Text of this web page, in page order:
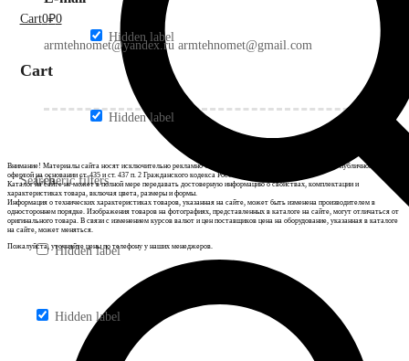
Cart0₽0
Cart
Search
Generic filters
Hidden label
Hidden label
Hidden label
Hidden label
armtehnomet@yandex.ru armtehnomet@gmail.com
Внимание! Материалы сайта носят исключительно рекламно-информационный характер и не являются публичной или иной
офертой на основании ст. 435 и ст. 437 п. 2 Гражданского кодекса Российской Федерации.
Каталог на сайте не может в полной мере передавать достоверную информацию о свойствах, комплектации и
характеристиках товара, включая цвета, размеры и формы.
Информация о технических характеристиках товаров, указанная на сайте, может быть изменена производителем в
одностороннем порядке. Изображения товаров на фотографиях, представленных в каталоге на сайте, могут отличаться от
оригинального товара. В связи с изменением курсов валют и цен поставщиков цена на оборудование, указанная в каталоге
на сайте, может меняться.
Пожалуйста, уточняйте цены по телефону у наших менеджеров.